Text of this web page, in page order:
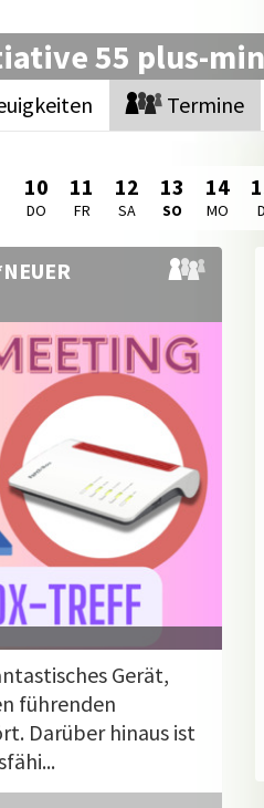
55 plus-
Termine
10
DO
11
FR
12
SA
13
SO
14
MO
Gerät,
führenden
Darüber hinaus ist